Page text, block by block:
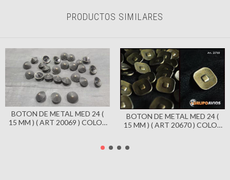
PRODUCTOS SIMILARES
BOTON DE METAL MED 24 (
15 MM ) ( ART 20069 ) COLOR
BOTON DE METAL MED 24 (
15 MM ) ( ART 20670 ) COLOR